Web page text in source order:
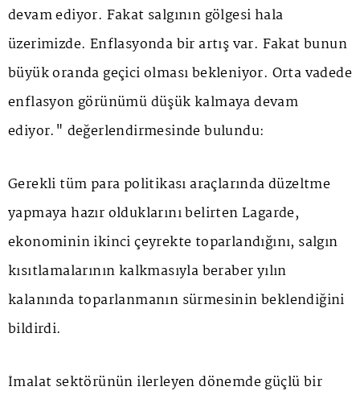
devam ediyor. Fakat salgının gölgesi hala
üzerimizde. Enflasyonda bir artış var. Fakat bunun
büyük oranda geçici olması bekleniyor. Orta vadede
enflasyon görünümü düşük kalmaya devam
ediyor." değerlendirmesinde bulundu:
Gerekli tüm para politikası araçlarında düzeltme
yapmaya hazır olduklarını belirten Lagarde,
ekonominin ikinci çeyrekte toparlandığını, salgın
kısıtlamalarının kalkmasıyla beraber yılın
kalanında toparlanmanın sürmesinin beklendiğini
bildirdi.
İmalat sektörünün ilerleyen dönemde güçlü bir